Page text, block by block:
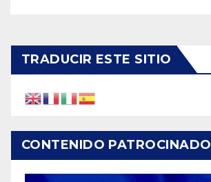
TRADUCIR ESTE SITIO
CONTENIDO PATROCINADO